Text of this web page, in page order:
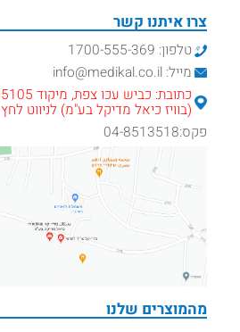
מהמוצרים שלנו
צרו איתנו קשר
טלפון: 1700-555-369
מייל: info@medikal.co.il
כתובת: כביש עכו צפת, מיקוד 25105, כניסה דרומית
(בוויז כיאל מדיקל בע"מ) לניווט לחץ
פקס:04-8513518